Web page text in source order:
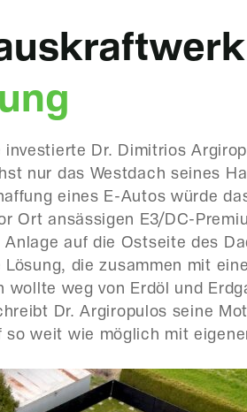
Dr. Dimitrios
nur das Westdach seines
eines E-Autos würde
Ort ansässigen E3/DC-
auf die Ostseite des
die zusammen mit
weg von Erdöl und
Dr. Argiropulos seine
weit wie möglich mit